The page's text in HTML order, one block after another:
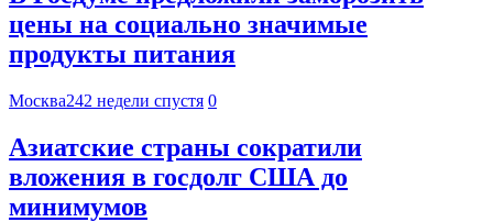
цены на социально значимые
продукты питания
Москва242 недели спустя 0
Азиатские страны сократили
вложения в госдолг США до
минимумов